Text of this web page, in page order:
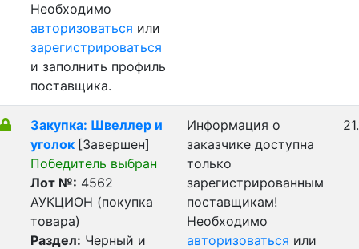
Необходимо
авторизоваться или
зарегистрироваться
и заполнить профиль
поставщика.
Закупка: Швеллер и
уголок [Завершен]
Победитель выбран
Лот №: 4562
АУКЦИОН (покупка
товара)
Раздел: Черный и
Информация о
заказчике доступна
только
зарегистрированным
поставщикам!
Необходимо
авторизоваться или